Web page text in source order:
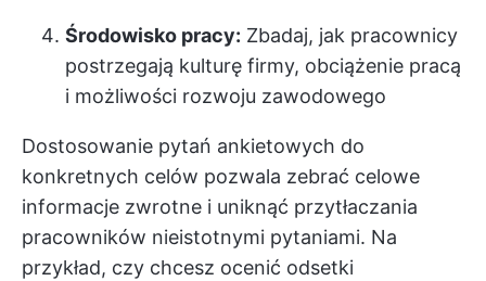
Środowisko pracy: Zbadaj, jak pracownicy
postrzegają kulturę firmy, obciążenie pracą
i możliwości rozwoju zawodowego
Dostosowanie pytań ankietowych do
konkretnych celów pozwala zebrać celowe
informacje zwrotne i uniknąć przytłaczania
pracowników nieistotnymi pytaniami. Na
przykład, czy chcesz ocenić odsetki